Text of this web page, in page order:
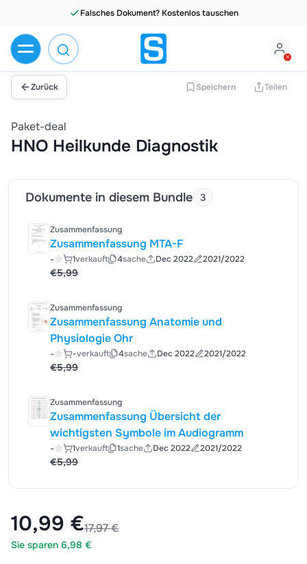
Falsches Dokument? Kostenlos tauschen
Zurück Speichern Teilen
Paket-deal
HNO Heilkunde Diagnostik
Dokumente in diesem Bundle 3
Zusammenfassung
Zusammenfassung MTA-F
- 1verkauft 4sache Dec 2022 2021/2022
€5,99
Zusammenfassung
Zusammenfassung Anatomie und
Physiologie Ohr
- -verkauft 4sache Dec 2022 2021/2022
€5,99
Zusammenfassung
Zusammenfassung Übersicht der
wichtigsten Symbole im Audiogramm
- 1verkauft 1sache Dec 2022 2021/2022
€5,99
10,99 €17,97 €
Sie sparen 6,98 €